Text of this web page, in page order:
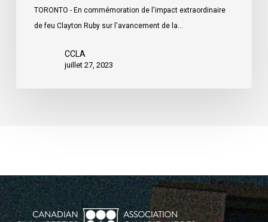
TORONTO - En commémoration de l'impact extraordinaire
de feu Clayton Ruby sur l'avancement de la…
CCLA
juillet 27, 2023